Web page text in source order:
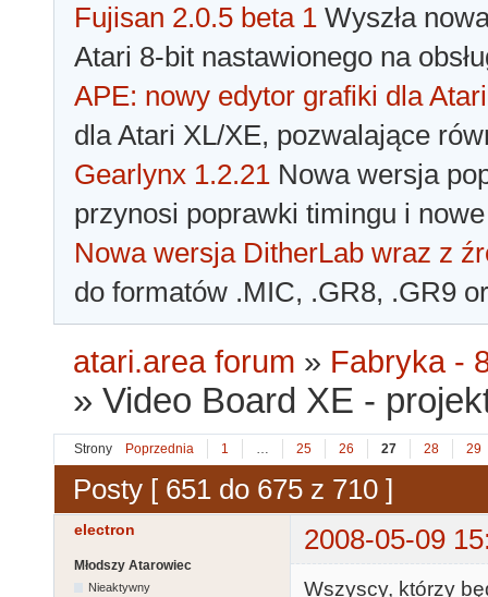
Fujisan 2.0.5 beta 1 Wyszła
Atari 8-bit nastawionego na
APE: nowy edytor grafiki dla Atari
dla Atari XL/XE, pozwalające
Gearlynx 1.2.21 Nowa wersja
przynosi poprawki timingu i
Nowa wersja DitherLab wraz z
do formatów .MIC, .GR8, .GR9
atari.area forum » Fabryka -
»Video Board XE -
Strony Poprzednia 1 … 25 26 27 28 29
Posty [ 651 do 675 z 710 ]
electron 2008-05-09
Młodszy Atarowiec
Nieaktywny
Wszyscy, którzy